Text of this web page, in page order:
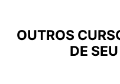
OUTROS
DE